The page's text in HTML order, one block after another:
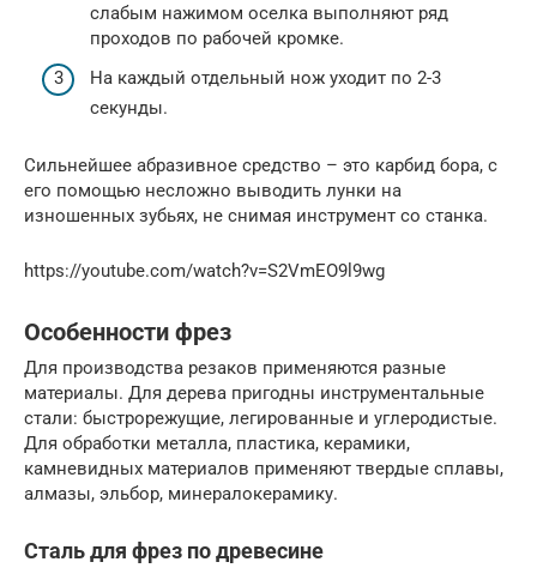
слабым нажимом оселка выполняют ряд
проходов по рабочей кромке.
На каждый отдельный нож уходит по 2-3
секунды.
Сильнейшее абразивное средство – это карбид бора, с
его помощью несложно выводить лунки на
изношенных зубьях, не снимая инструмент со станка.
https://youtube.com/watch?v=S2VmEO9l9wg
Особенности фрез
Для производства резаков применяются разные
материалы. Для дерева пригодны инструментальные
стали: быстрорежущие, легированные и углеродистые.
Для обработки металла, пластика, керамики,
камневидных материалов применяют твердые сплавы,
алмазы, эльбор, минералокерамику.
Сталь для фрез по древесине